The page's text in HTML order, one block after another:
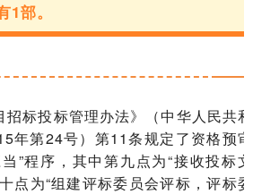
部。
招标投标管理办法》（中华人民共和
年第24号）第11条规定了资格预审
”程序，其中第九点为“接收投标文
点为“组建评标委员会评标，评标委